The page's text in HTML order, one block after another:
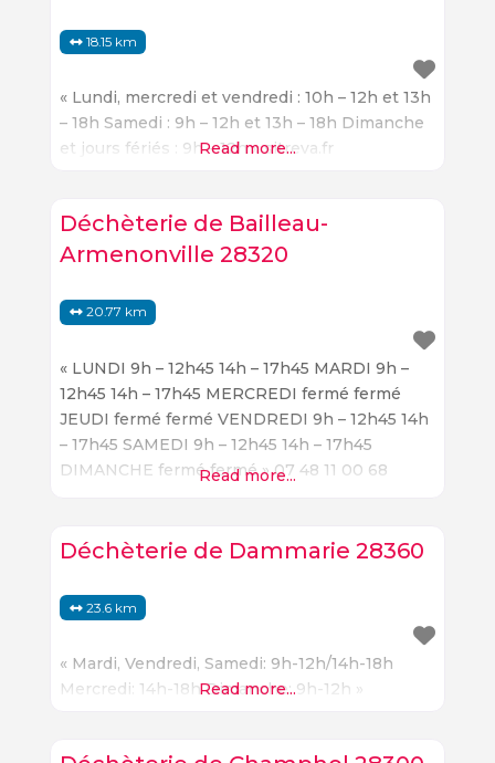
18.15 km
« Lundi, mercredi et vendredi : 10h – 12h et 13h
– 18h Samedi : 9h – 12h et 13h – 18h Dimanche
et jours fériés : 9h – 12h » sitreva.fr
Read more...
Déchèterie de Bailleau-
Armenonville 28320
20.77 km
« LUNDI 9h – 12h45 14h – 17h45 MARDI 9h –
12h45 14h – 17h45 MERCREDI fermé fermé
JEUDI fermé fermé VENDREDI 9h – 12h45 14h
– 17h45 SAMEDI 9h – 12h45 14h – 17h45
DIMANCHE fermé fermé » 07 48 11 00 68
Read more...
Déchèterie de Dammarie 28360
23.6 km
« Mardi, Vendredi, Samedi: 9h-12h/14h-18h
Mercredi: 14h-18h Dimanche: 9h-12h »
Read more...